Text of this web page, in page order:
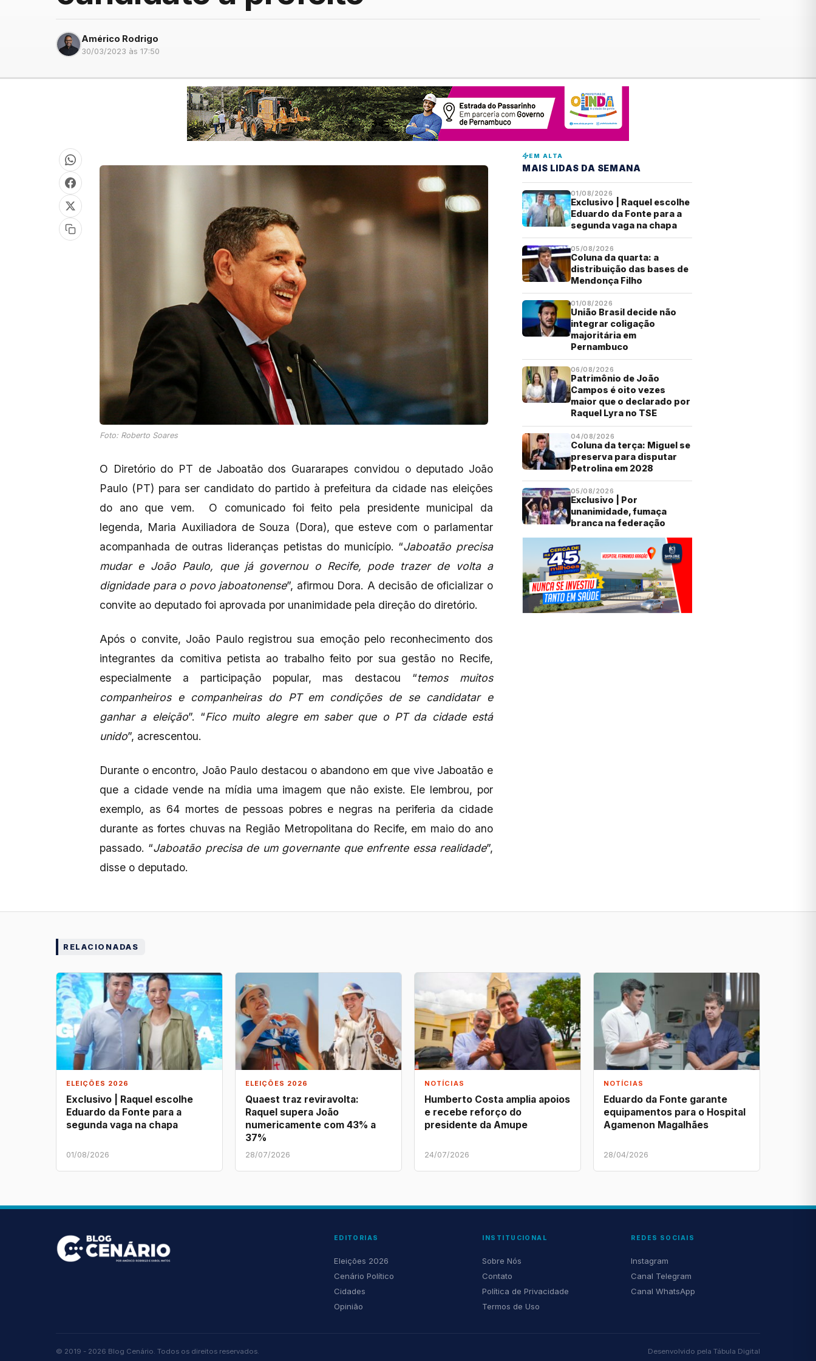
Américo Rodrigo
30/03/2023 às 17:50
Foto: Roberto Soares
O Diretório do PT de Jaboatão dos Guararapes convidou o deputado João
Paulo (PT) para ser candidato do partido à prefeitura da cidade nas eleições
do ano que vem. O comunicado foi feito pela presidente municipal da
legenda, Maria Auxiliadora de Souza (Dora), que esteve com o parlamentar
acompanhada de outras lideranças petistas do município. “Jaboatão precisa
mudar e João Paulo, que já governou o Recife, pode trazer de volta a
dignidade para o povo jaboatonense”, afirmou Dora. A decisão de oficializar o
convite ao deputado foi aprovada por unanimidade pela direção do diretório.
Após o convite, João Paulo registrou sua emoção pelo reconhecimento dos
integrantes da comitiva petista ao trabalho feito por sua gestão no Recife,
especialmente a participação popular, mas destacou “temos muitos
companheiros e companheiras do PT em condições de se candidatar e
ganhar a eleição”. “Fico muito alegre em saber que o PT da cidade está
unido”, acrescentou.
Durante o encontro, João Paulo destacou o abandono em que vive Jaboatão e
que a cidade vende na mídia uma imagem que não existe. Ele lembrou, por
exemplo, as 64 mortes de pessoas pobres e negras na periferia da cidade
durante as fortes chuvas na Região Metropolitana do Recife, em maio do ano
passado. “Jaboatão precisa de um governante que enfrente essa realidade”,
disse o deputado.
EM ALTA
MAIS LIDAS DA SEMANA
01/08/2026
Exclusivo | Raquel escolhe
Eduardo da Fonte para a
segunda vaga na chapa
05/08/2026
Coluna da quarta: a
distribuição das bases de
Mendonça Filho
01/08/2026
União Brasil decide não
integrar coligação
majoritária em
Pernambuco
06/08/2026
Patrimônio de João
Campos é oito vezes
maior que o declarado por
Raquel Lyra no TSE
04/08/2026
Coluna da terça: Miguel se
preserva para disputar
Petrolina em 2028
05/08/2026
Exclusivo | Por
unanimidade, fumaça
branca na federação
RELACIONADAS
ELEIÇÕES 2026
Exclusivo | Raquel escolhe
Eduardo da Fonte para a
segunda vaga na chapa
01/08/2026
ELEIÇÕES 2026
Quaest traz reviravolta:
Raquel supera João
numericamente com 43% a
37%
28/07/2026
NOTÍCIAS
Humberto Costa amplia apoios
e recebe reforço do
presidente da Amupe
24/07/2026
NOTÍCIAS
Eduardo da Fonte garante
equipamentos para o Hospital
Agamenon Magalhães
28/04/2026
EDITORIAS
Eleições 2026
Cenário Político
Cidades
Opinião
INSTITUCIONAL
Sobre Nós
Contato
Política de Privacidade
Termos de Uso
REDES SOCIAIS
Instagram
Canal Telegram
Canal WhatsApp
© 2019 - 2026 Blog Cenário. Todos os direitos reservados. Desenvolvido pela Tábula Digital